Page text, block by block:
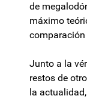
de
máximo
comparación
Junto a la
restos de
la